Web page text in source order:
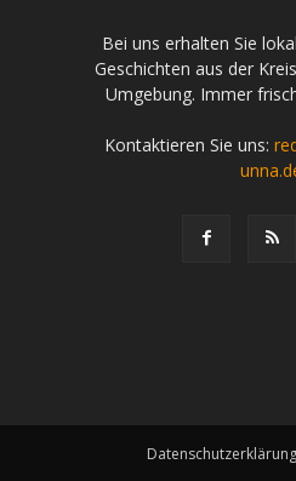
Bei uns erhalten Sie
Geschichten aus der
Umgebung. Immer
Kontaktieren Sie uns:
Datenschutzerklärung